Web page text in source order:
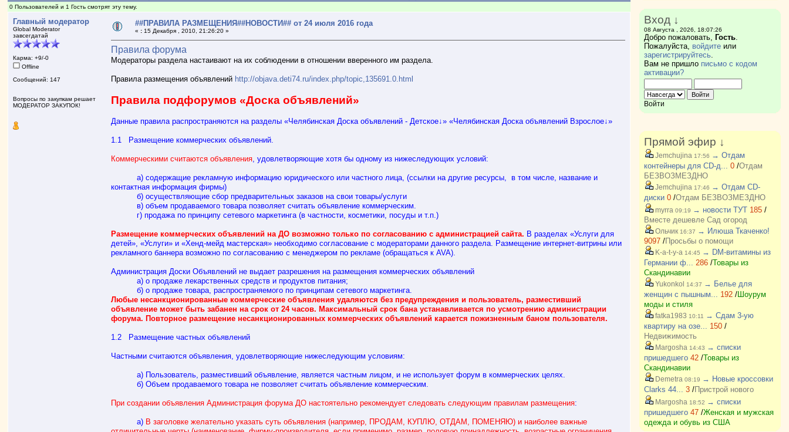
0 Пользователей и 1 Гость смотрят эту тему.
Главный модератор
Global Moderator
завсегдатай
Карма: +9/-0
Offline
Сообщений: 147
Вопросы по закупкам решает
МОДЕРАТОР ЗАКУПОК!
##ПРАВИЛА РАЗМЕЩЕНИЯ##НОВОСТИ## от 24 июля 2016 года
« : 15 Декабря , 2010, 21:26:20 »
Правила форума
Модераторы раздела настаивают на их соблюдении в отношении вверенного им раздела.
Правила размещения объявлений http://objava.deti74.ru/index.php/topic,135691.0.html
Правила подфорумов «Доска объявлений»
Данные правила распространяются на разделы «Челябинская Доска объявлений - Детское↓» «Челябинская Доска объявлений Взрослое↓»
1.1 Размещение коммерческих объявлений.
Коммерческими считаются объявления, удовлетворяющие хотя бы одному из нижеследующих условий:
а) содержащие рекламную информацию юридического или частного лица, (ссылки на другие ресурсы, в том числе, название и
контактная информация фирмы)
б) осуществляющие сбор предварительных заказов на свои товары/услуги
в) объем продаваемого товара позволяет считать объявление коммерческим.
г) продажа по принципу сетевого маркетинга (в частности, косметики, посуды и т.п.)
Размещение коммерческих объявлений на ДО возможно только по согласованию с администрацией сайта. В разделах «Услуги для
детей», «Услуги» и «Хенд-мейд мастерская» необходимо согласование с модераторами данного раздела. Размещение интернет-витрины или
рекламного баннера возможно по согласованию с менеджером по рекламе (обращаться к AVA).
Администрация Доски Объявлений не выдает разрешения на размещения коммерческих объявлений
а) о продаже лекарственных средств и продуктов питания;
б) о продаже товара, распространяемого по принципам сетевого маркетинга.
Любые несанкционированные коммерческие объявления удаляются без предупреждения и пользователь, разместивший
объявление может быть забанен на срок от 24 часов. Максимальный срок бана устанавливается по усмотрению администрации
форума. Повторное размещение несанкционированных коммерческих объявлений карается пожизненным баном пользователя.
1.2 Размещение частных объявлений
Частными считаются объявления, удовлетворяющие нижеследующим условиям:
а) Пользователь, разместивший объявление, является частным лицом, и не использует форум в коммерческих целях.
б) Объем продаваемого товара не позволяет считать объявление коммерческим.
При создании объявления Администрация форума ДО настоятельно рекомендует следовать следующим правилам размещения:
а) В заголовке желательно указать суть объявления (например, ПРОДАМ, КУПЛЮ, ОТДАМ, ПОМЕНЯЮ) и наиболее важные
Вход ↓
08 Августа , 2026, 18:07:26
Добро пожаловать, Гость.
Пожалуйста, войдитеили
зарегистрируйтесь.
Вам не пришло письмо с кодом
активации?
Войти
Прямой эфир ↓
Jemchujina 17:56 → Отдам
контейнеры для CD-д... 0/Отдам
БЕЗВОЗМЕЗДНО
Jemchujina 17:46 → Отдам CD-
диски 0/Отдам БЕЗВОЗМЕЗДНО
myrra 09:19 → новости ТУТ 185/
Вместе дешевле Сад огород
Ольчик16:37 → Илюша Ткаченко!
9097/Просьбы о помощи
K-a-t-y-a 14:45 → DM-витамины из
Германии ф... 286/Товары из
Скандинавии
Yukonkol 14:37 → Белье для
женщин с пышным... 192/Шоурум
моды и стиля
fatka1983 10:11
→ Сдам 3-ую
квартиру на озе... 150/
Недвижимость
Margosha 14:43 → списки
пришедшего 42/Товары из
Скандинавии
Demetra 08:19 → Новые кроссовки
Clarks 44... 3/Пристрой нового
Margosha 18:52 → списки
пришедшего 47/Женская и мужская
одежда и обувь из США